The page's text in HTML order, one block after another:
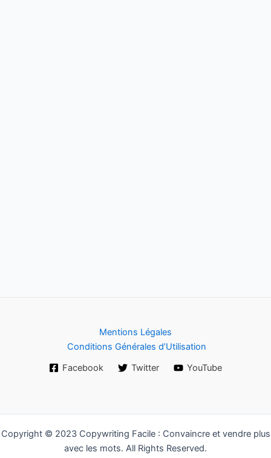
En soumettant ce formulaire, j'accepte que mes
informations soient utilisées uniquement dans le
cadre de ma demande et de la relation commerciale
éthique et personnalisée qui peut en découler.
Pour connaître et exercer mes droits, notamment pour
Mentions Légales
Conditions Générales d’Utilisation
Facebook
Twitter YouTube
Copyright © 2023 Copywriting Facile : Convaincre et vendre plus
avec les mots. All Rights Reserved.